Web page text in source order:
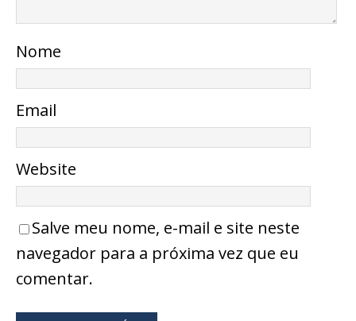
Nome
Email
Website
Salve meu nome, e-mail e site neste
navegador para a próxima vez que eu
comentar.